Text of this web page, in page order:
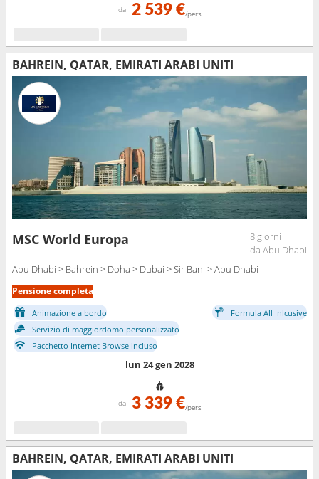
da 2 539 €/pers
BAHREIN, QATAR, EMIRATI ARABI UNITI
MSC World Europa
8 giorni
da Abu Dhabi
Abu Dhabi > Bahrein > Doha > Dubai > Sir Bani > Abu Dhabi
Pensione completa
Animazione a bordo
Formula All Inlcusive
Servizio di maggiordomo personalizzato
Pacchetto Internet Browse incluso
lun 24 gen 2028
da 3 339 €/pers
BAHREIN, QATAR, EMIRATI ARABI UNITI